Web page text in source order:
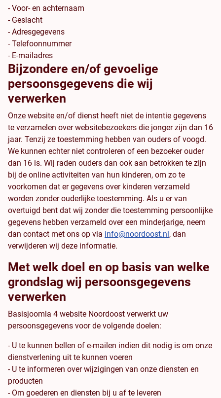
- Voor- en achternaam
- Geslacht
- Adresgegevens
- Telefoonnummer
- E-mailadres
Bijzondere en/of gevoelige
persoonsgegevens die wij
verwerken
Onze website en/of dienst heeft niet de intentie gegevens
te verzamelen over websitebezoekers die jonger zijn dan 16
jaar. Tenzij ze toestemming hebben van ouders of voogd.
We kunnen echter niet controleren of een bezoeker ouder
dan 16 is. Wij raden ouders dan ook aan betrokken te zijn
bij de online activiteiten van hun kinderen, om zo te
voorkomen dat er gegevens over kinderen verzameld
worden zonder ouderlijke toestemming. Als u er van
overtuigd bent dat wij zonder die toestemming persoonlijke
gegevens hebben verzameld over een minderjarige, neem
dan contact met ons op via info@noordoost.nl, dan
verwijderen wij deze informatie.
Met welk doel en op basis van welke
grondslag wij persoonsgegevens
verwerken
Basisjoomla 4 website Noordoost verwerkt uw
persoonsgegevens voor de volgende doelen:
- U te kunnen bellen of e-mailen indien dit nodig is om onze
dienstverlening uit te kunnen voeren
- U te informeren over wijzigingen van onze diensten en
producten
- Om goederen en diensten bij u af te leveren